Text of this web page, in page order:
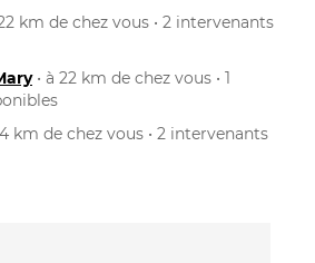
km de chez vous • 2 intervenants
• à 22 km de chez vous • 1
km de chez vous • 2 intervenants